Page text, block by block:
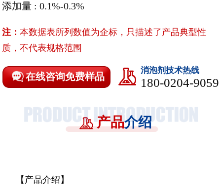
添加量 : 0.1%-0.3%
注：本数据表所列数值为企标，只描述了产品典型性
质，不代表规格范围
在线咨询免费样品
消泡剂技术热线
180-0204-9059
产品介绍
【产品介绍】